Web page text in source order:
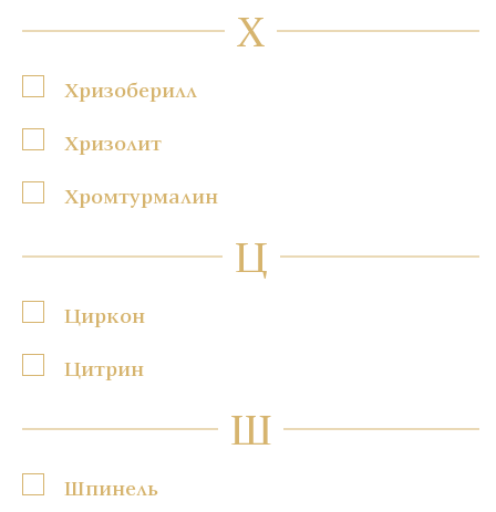
Х
Хризоберилл
Хризолит
Хромтурмалин
Ц
Циркон
Цитрин
Ш
Шпинель